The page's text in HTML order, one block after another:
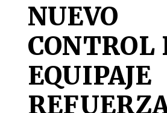
NUEVO
CONTROL
EQUIPAJE